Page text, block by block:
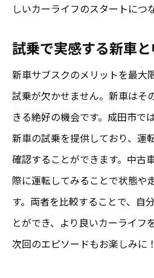
しいカーライフのスタートにつ
試乗で実感する新車
新車サブスクのメリットを最大
試乗が欠かせません。新車はそ
きる絶好の機会です。成田市で
新車の試乗を提供しており、運
確認することができます。中古
際に運転してみることで状態や
す。両者を比較することで、自
とができ、より良いカーライフ
次回のエピソードもお楽しみに！